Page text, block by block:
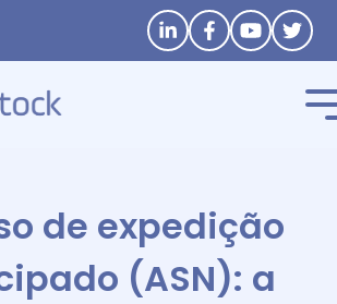
Stay in touch
de expedição
(ASN): a